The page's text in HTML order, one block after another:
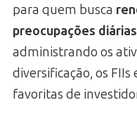
para quem busca
preocupações diárias
administrando os
diversificação, os
favoritas de